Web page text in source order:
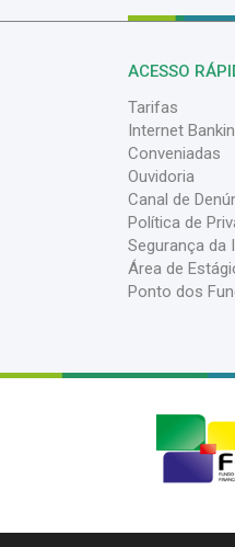
ACESSO
Tarifas
Internet
Conveniadas
Ouvidoria
Canal de
Política de
Segurança da
Área de
Ponto dos